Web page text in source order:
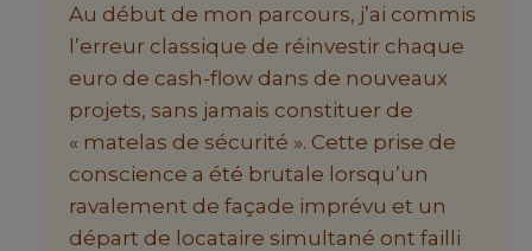
Au début de mon parcours, j’ai commis
l’erreur classique de réinvestir chaque
euro de cash-flow dans de nouveaux
projets, sans jamais constituer de
« matelas de sécurité ». Cette prise de
conscience a été brutale lorsqu’un
ravalement de façade imprévu et un
départ de locataire simultané ont failli